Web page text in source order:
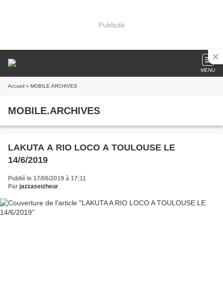
Publicité
MENU
Accueil » MOBILE.ARCHIVES
MOBILE.ARCHIVES
LAKUTA A RIO LOCO A TOULOUSE LE
14/6/2019
Publié le 17/06/2019 à 17:11
Par jazzaseizheur